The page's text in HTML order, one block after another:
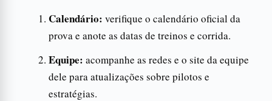
Calendário: verifique o calendário oficial da
prova e anote as datas de treinos e corrida.
Equipe: acompanhe as redes e o site da equipe
dele para atualizações sobre pilotos e
estratégias.